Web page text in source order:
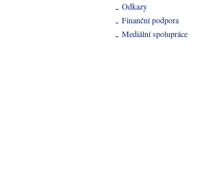
Odkazy
Finanční podpora
Mediální spolupráce